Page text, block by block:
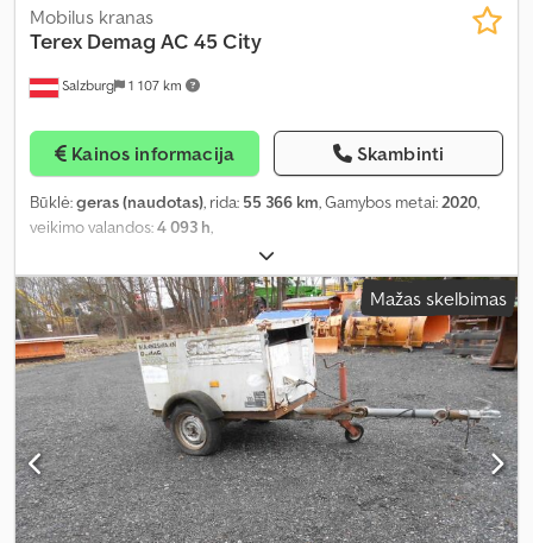
Salzburg 1 107 km
Mobilus kranas
Terex Demag AC 45 City
Kainos informacija Skambinti
Būklė:geras (naudotas), rida: 55 366 km, Gamybos metai: 2020,
veikimo valandos:4 093 h
Mažas skelbimas